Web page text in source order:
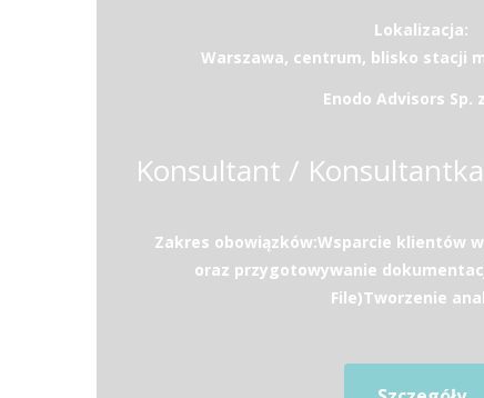
Lokalizacja:
Warszawa, centrum, blisko stacji
Enodo Advisors Sp.
Zakres obowiązków:Wsparcie klientów
oraz przygotowywanie
File)Tworzenie